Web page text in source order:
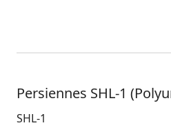
Persiennes SHL-1
SHL-1